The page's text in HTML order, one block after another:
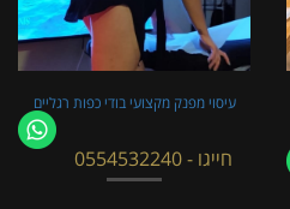
עיסוי מפנק מקצועי בודי כפות רגליים
חייגו - 0554532240